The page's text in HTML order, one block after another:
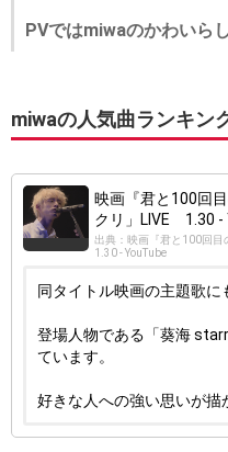
PVではmiwaのかわいら
miwaの人気曲ランキン
映画『君と100回
クリ」LIVE 1.30 -
出典：映画『君と100回
1.30 - YouTube
同タイトル映画の主題歌に
登場人物である「葵海
ています。
好きな人への強い思いが描